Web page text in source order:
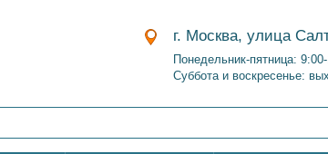
г. Москва, улица
Понедельник-пятница:
Суббота и воскресенье: